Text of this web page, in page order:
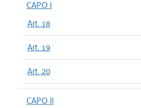
CAPO I
Art. 18
Art. 19
Art. 20
CAPO II